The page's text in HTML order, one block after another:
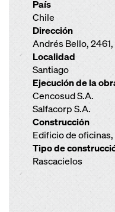
País
Chile
Dirección
Andrés Bello,
Localidad
Santiago
Ejecución de la
Cencosud S.A.
Salfacorp S.A.
Construcción
Edificio de
Tipo de
Rascacielos